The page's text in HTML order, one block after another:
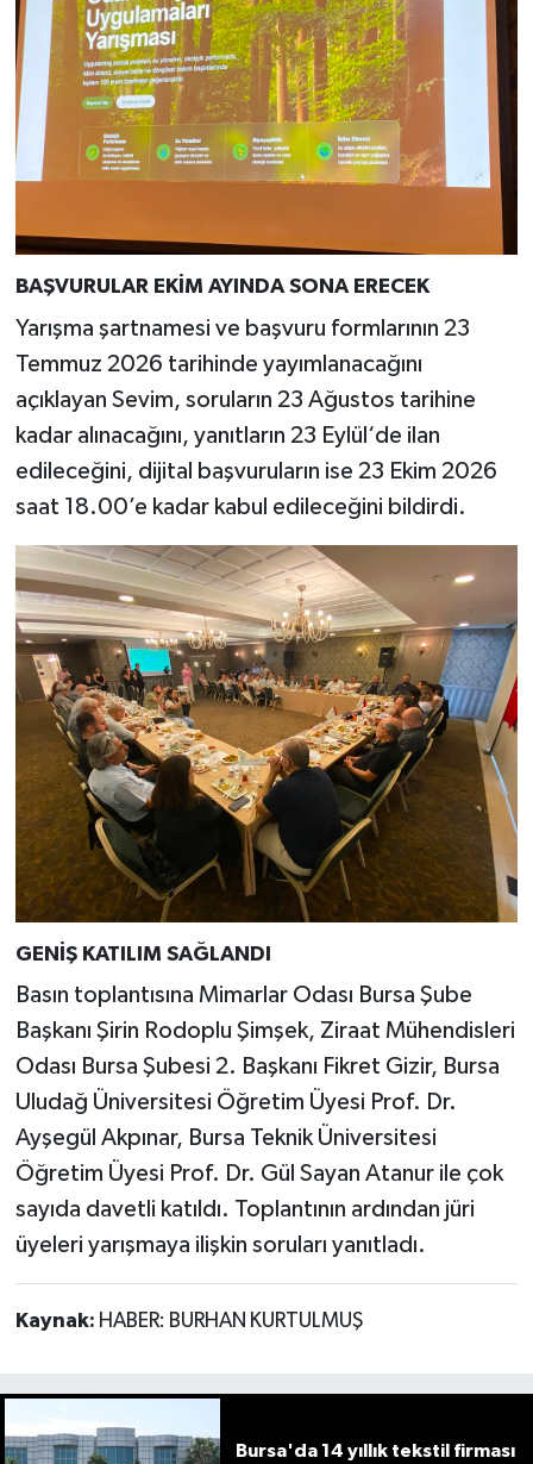
BAŞVURULAR EKİM AYINDA SONA ERECEK
Yarışma şartnamesi ve başvuru formlarının 23
Temmuz 2026 tarihinde yayımlanacağını
açıklayan Sevim, soruların 23 Ağustos tarihine
kadar alınacağını, yanıtların 23 Eylül‘de ilan
edileceğini, dijital başvuruların ise 23 Ekim 2026
saat 18.00’e kadar kabul edileceğini bildirdi.
GENİŞ KATILIM SAĞLANDI
Basın toplantısına Mimarlar Odası Bursa Şube
Başkanı Şirin Rodoplu Şimşek, Ziraat Mühendisleri
Odası Bursa Şubesi 2. Başkanı Fikret Gizir, Bursa
Uludağ Üniversitesi Öğretim Üyesi Prof. Dr.
Ayşegül Akpınar, Bursa Teknik Üniversitesi
Öğretim Üyesi Prof. Dr. Gül Sayan Atanur ile çok
sayıda davetli katıldı. Toplantının ardından jüri
üyeleri yarışmaya ilişkin soruları yanıtladı.
Kaynak: HABER: BURHAN KURTULMUŞ
Bursa'da 14 yıllık tekstil firması